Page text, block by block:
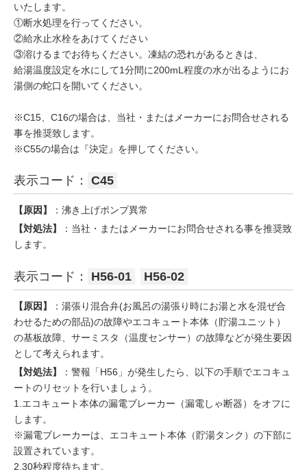
いたします。
①断水処理を行ってください。
②給水止水栓をあけてください
③溶けるまでお待ちください。凍結の恐れがあるときは、
給湯温度設定を水にして1分間に200mL程度の水が出るようにお
湯側の蛇口を開いてください。
※C15、C16の場合は、当社・またはメーカーにお問合せされる
事を推奨致します。
※C55の場合は『決定』を押してください。
表示コード： C45
【原因】
：沸き上げポンプ異常
【対処法】
：当社・またはメーカーにお問合せされる事を推奨致
します。
表示コード： H56-01 H56-02
【原因】
：湯張り混合弁(お風呂の湯張り時にお湯と水を混ぜ合
わせるための部品)の故障やエコキュート本体（貯湯ユニット）
の基板故障、サーミスタ（温度センサー）の故障などが発生要因
として考えられます。
【対処法】
：警報「H56」が発生したら、以下の手順でエコキュ
ートのリセットを行いましょう。
1.エコキュート本体の漏電ブレーカー（漏電しゃ断器）をオフに
します。
※漏電ブレーカーは、エコキュート本体（貯湯タンク）の下部に
設置されています。
2.30秒程度待ちます。